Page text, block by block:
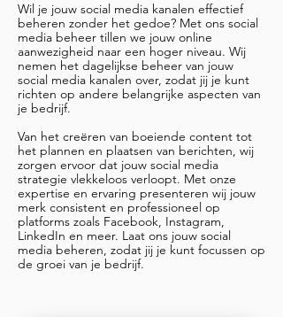
Wil je jouw social media kanalen effectief
beheren zonder het gedoe? Met ons social
media beheer tillen we jouw online
aanwezigheid naar een hoger niveau. Wij
nemen het dagelijkse beheer van jouw
social media kanalen over, zodat jij je kunt
richten op andere belangrijke aspecten van
je bedrijf.
Van het creëren van boeiende content tot
het plannen en plaatsen van berichten, wij
zorgen ervoor dat jouw social media
strategie vlekkeloos verloopt. Met onze
expertise en ervaring presenteren wij jouw
merk consistent en professioneel op
platforms zoals Facebook, Instagram,
LinkedIn en meer. Laat ons jouw social
media beheren, zodat jij je kunt focussen op
de groei van je bedrijf.